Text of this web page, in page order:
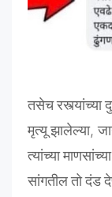
तसेचरस्त्यांच्या
मृत्यूझालेल्या,
त्यांच्यामाणसांच्या
सांगतीलतोदंड